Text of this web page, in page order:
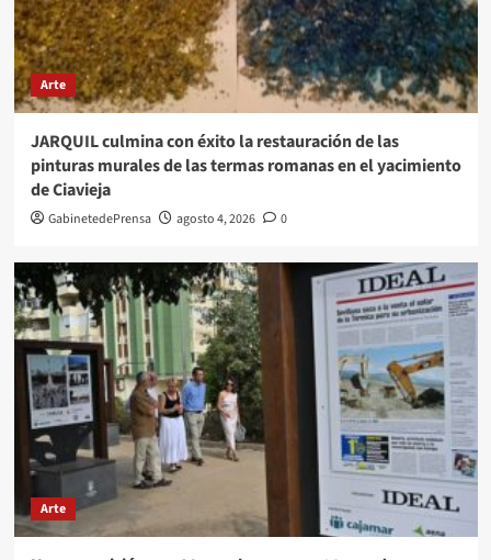
Arte
JARQUIL culmina con éxito la restauración de las
pinturas murales de las termas romanas en el yacimiento
de Ciavieja
GabinetedePrensa agosto 4, 2026 0
Arte